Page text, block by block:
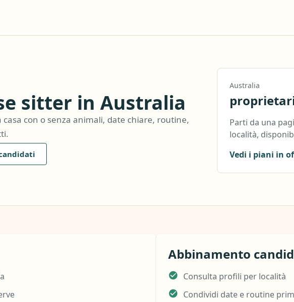
sitter in Australia
con o senza animali, date chiare, routine,
Australia
Parti da una
località,
Vedi i piani in
Abbinamento
Consulta profili per località
Condividi date e routine